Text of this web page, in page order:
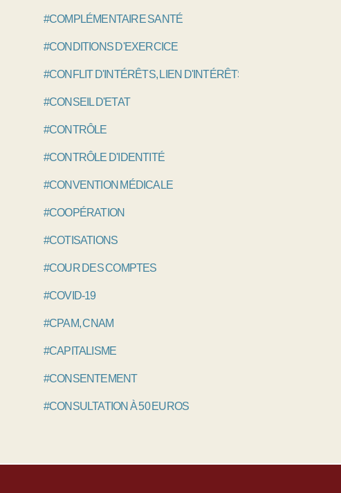
#COMPLÉMENTAIRE SANTÉ
#CONDITIONS D'EXERCICE
#CONFLIT D'INTÉRÊTS, LIEN D'INTÉRÊTS
#CONSEIL D'ETAT
#CONTRÔLE
#CONTRÔLE D'IDENTITÉ
#CONVENTION MÉDICALE
#COOPÉRATION
#COTISATIONS
#COUR DES COMPTES
#COVID-19
#CPAM, CNAM
#CAPITALISME
#CONSENTEMENT
#CONSULTATION À 50 EUROS